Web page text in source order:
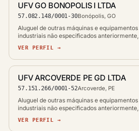
UFV GO BONOPOLIS I LTDA
57.082.148/0001-30Bonópolis, GO
Aluguel de outras máquinas e
industriais não especificados
VER PERFIL →
UFV ARCOVERDE PE GD LTDA
57.151.266/0001-52Arcoverde, PE
Aluguel de outras máquinas e
industriais não especificados
VER PERFIL →